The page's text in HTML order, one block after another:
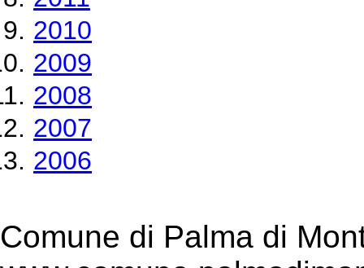
2010
2009
2008
2007
2006
Comune di Palma di